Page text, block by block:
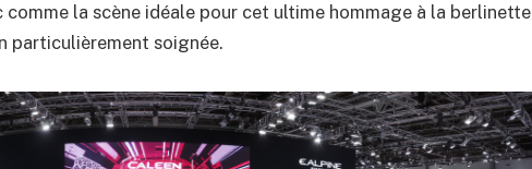
la scène idéale pour cet ultime hommage à la berlinette
particulièrement soignée.